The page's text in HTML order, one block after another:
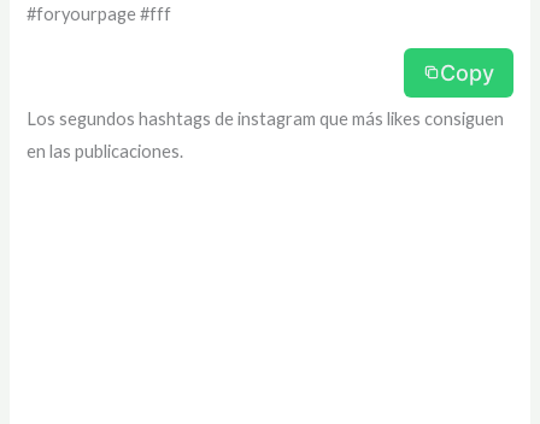
#foryourpage #fff
Copy
Los segundos hashtags de instagram que más likes consiguen
en las publicaciones.